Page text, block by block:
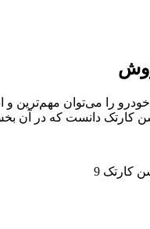
را می‌توان مهم‌ترین
کارتک دانست که در آن